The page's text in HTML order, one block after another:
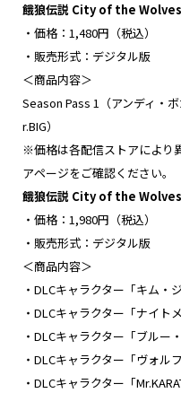
餓狼伝説 City of the
・価格：1,480円（税込）
・販売形式：デジタル版
＜商品内容＞
Season Pass 1（アンディ・
r.BIG）
※価格は各配信ストアにより
アページをご確認ください。
餓狼伝説 City of the
・価格：1,980円（税込）
・販売形式：デジタル版
＜商品内容＞
・DLCキャラクター「キム・
・DLCキャラクター「ナイト
・DLCキャラクター「ブルー
・DLCキャラクター「ヴォル
・DLCキャラクター「